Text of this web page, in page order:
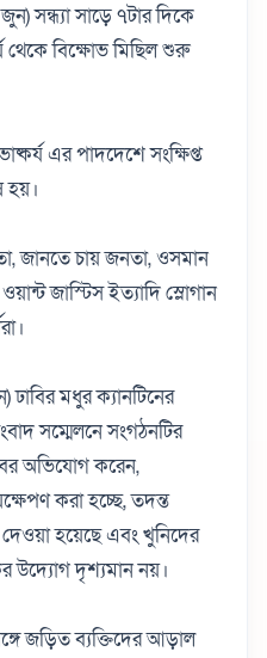
সন্ধ্যা সাড়ে ৭টার দিকে
থেকে বিক্ষোভ মিছিল শুরু
এর পাদদেশে সংক্ষিপ্ত
হয়।
জানতে চায় জনতা, ওসমান
জাস্টিস ইত্যাদি স্লোগান
মধুর ক্যানটিনের
সম্মেলনে সংগঠনটির
অভিযোগ করেন,
করা হচ্ছে, তদন্ত
হয়েছে এবং খুনিদের
উদ্যোগ দৃশ্যমান নয়।
জড়িত ব্যক্তিদের আড়াল